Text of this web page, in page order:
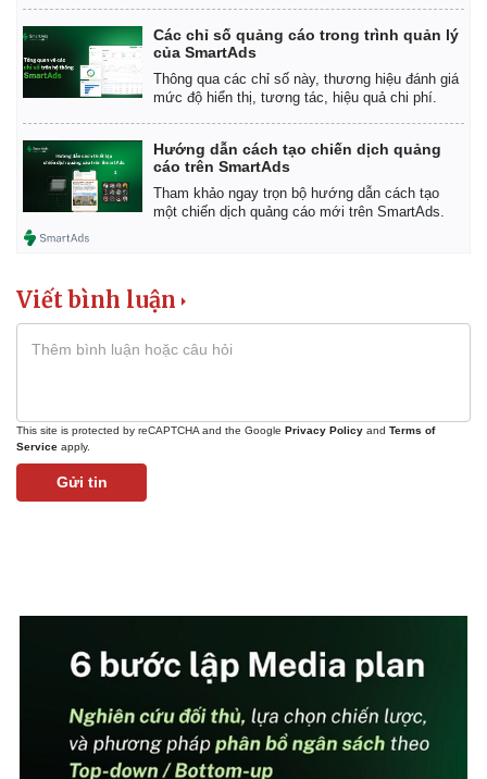
Hồ sơ
E-Magazine
Infographic
Các chỉ số quảng cáo trong trình quản lý
của SmartAds
Thông qua các chỉ số này, thương hiệu đánh giá
mức độ hiển thị, tương tác, hiệu quả chi phí.
Hướng dẫn cách tạo chiến dịch quảng
cáo trên SmartAds
Tham khảo ngay trọn bộ hướng dẫn cách tạo
một chiến dịch quảng cáo mới trên SmartAds.
Viết bình luận
This site is protected by reCAPTCHA and the Google Privacy Policy and Terms of
Service apply.
Gửi tin